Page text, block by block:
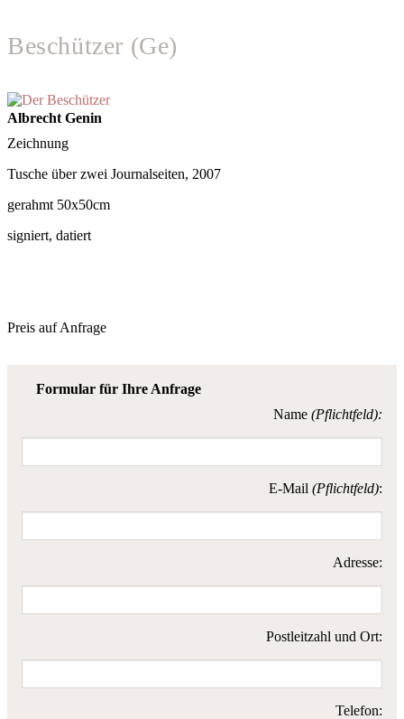
Beschützer (Ge)
Albrecht Genin
Zeichnung
Tusche über zwei Journalseiten, 2007
gerahmt 50x50cm
signiert, datiert
Preis auf Anfrage
Formular für Ihre Anfrage
Name (Pflichtfeld):
E-Mail (Pflichtfeld):
Adresse:
Postleitzahl und Ort:
Telefon: